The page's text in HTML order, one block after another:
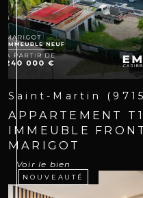
Saint-Martin
APPARTEMENT
IMMEUBLE
MARIGOT
Voir le bien
NOUVEAUTÉ